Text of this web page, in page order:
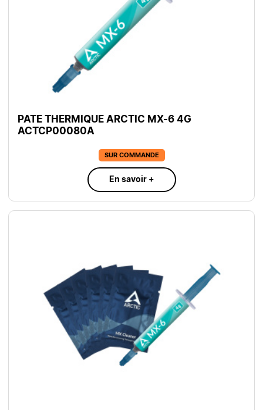
PATE THERMIQUE ARCTIC MX-6 4G
ACTCP00080A
SUR COMMANDE
En savoir +